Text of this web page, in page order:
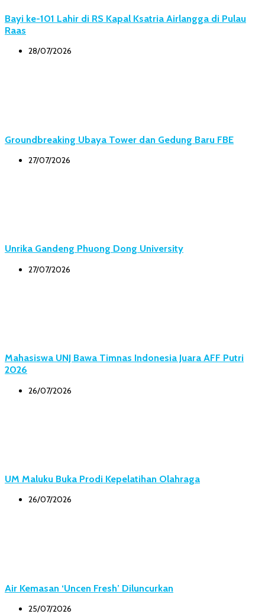
Bayi ke-101 Lahir di RS Kapal Ksatria Airlangga di Pulau
Raas
28/07/2026
Groundbreaking Ubaya Tower dan Gedung Baru FBE
27/07/2026
Unrika Gandeng Phuong Dong University
27/07/2026
Mahasiswa UNJ Bawa Timnas Indonesia Juara AFF Putri
2026
26/07/2026
UM Maluku Buka Prodi Kepelatihan Olahraga
26/07/2026
Air Kemasan ‘Uncen Fresh’ Diluncurkan
25/07/2026